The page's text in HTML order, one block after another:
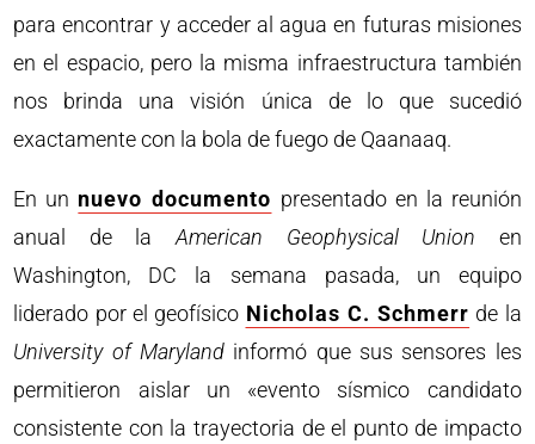
para encontrar y acceder al agua en futuras misiones
en el espacio, pero la misma infraestructura también
nos brinda una visión única de lo que sucedió
exactamente con la bola de fuego de Qaanaaq.
En un nuevo documento presentado en la reunión
anual de la American Geophysical Union en
Washington, DC la semana pasada, un equipo
liderado por el geofísico Nicholas C. Schmerr de la
University of Marylandinformó que sus sensores les
permitieron aislar un «evento sísmico candidato
consistente con la trayectoria de el punto de impacto